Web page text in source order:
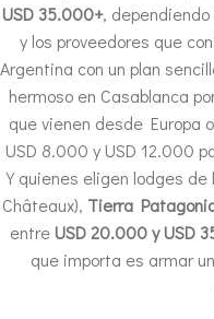
USD 35.000+,
y los proveedores que
Argentina con un plan
hermoso en Casablanca
que vienen desde Europa
USD 8.000 y USD 12.000
Y quienes eligen lodges de
Châteaux), Tierra
entre USD 20.000 y USD
que importa es armar